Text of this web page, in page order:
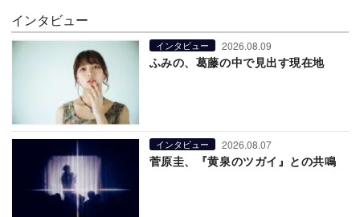
インタビュー
インタビュー 2026.08.09
ふみの、葛藤の中で見出す現在地
インタビュー 2026.08.07
菅原圭、『黄泉のツガイ』との共鳴